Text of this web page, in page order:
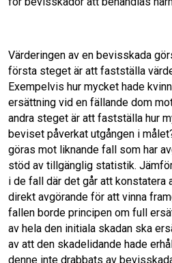
Värderingen av en bevisskada
första steget är att fastställa
Exempelvis hur mycket hade
ersättning vid en fällande dom
andra steget är att fastställa hur
beviset påverkat utgången i
göras mot liknande fall som har
stöd av tillgänglig statistik.
i de fall där det går att
direkt avgörande för att vinna
fallen borde principen om full
av hela den initiala skadan ska
av att den skadelidande hade
denne inte drabbats av